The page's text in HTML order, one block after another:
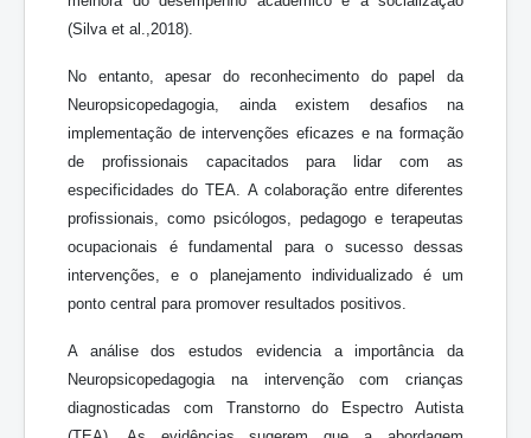
(Silva et al.,2018).
No entanto, apesar do reconhecimento do papel da
Neuropsicopedagogia, ainda existem desafios na
implementação de intervenções eficazes e na formação
de profissionais capacitados para lidar com as
especificidades do TEA. A colaboração entre diferentes
profissionais, como psicólogos, pedagogo e terapeutas
ocupacionais é fundamental para o sucesso dessas
intervenções, e o planejamento individualizado é um
ponto central para promover resultados positivos.
A análise dos estudos evidencia a importância da
Neuropsicopedagogia na intervenção com crianças
diagnosticadas com Transtorno do Espectro Autista